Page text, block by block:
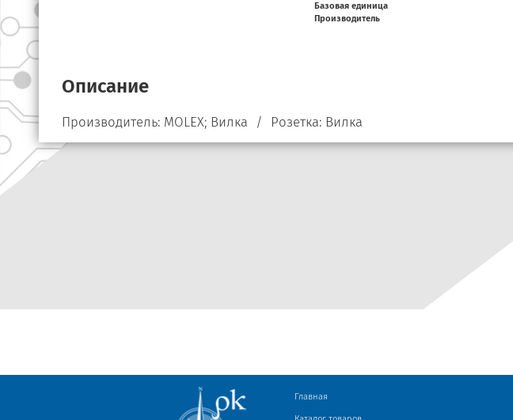
Базовая единица
Производитель
Описание
Производитель: MOLEX; Вилка / Розетка: Вилка
Главная